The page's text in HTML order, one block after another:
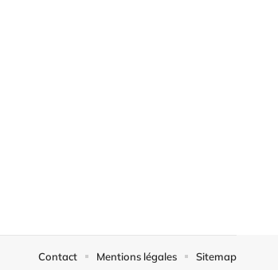
Contact Mentions légales Sitemap